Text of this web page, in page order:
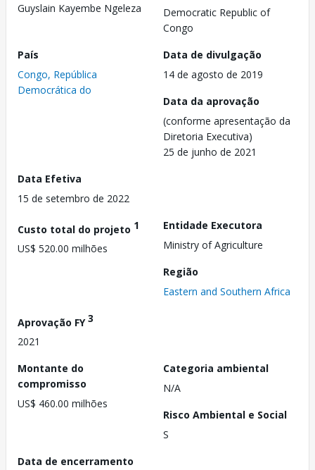
Guyslain Kayembe Ngeleza
Democratic Republic of
Congo
País
Congo, República
Democrática do
Data de divulgação
14 de agosto de 2019
Data da aprovação
(conforme apresentação da
Diretoria Executiva)
25 de junho de 2021
Data Efetiva
15 de setembro de 2022
Custo total do projeto 1
US$ 520.00 milhões
Entidade Executora
Ministry of Agriculture
Região
Eastern and Southern Africa
Aprovação FY3
2021
Montante do
compromisso
US$ 460.00 milhões
Categoria ambiental
N/A
Risco Ambiental e Social
S
Data de encerramento